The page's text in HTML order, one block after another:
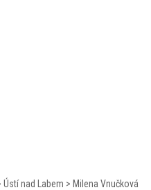
Ústí nad Labem > Milena Vnučková